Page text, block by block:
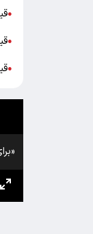
●
●قیمت
●